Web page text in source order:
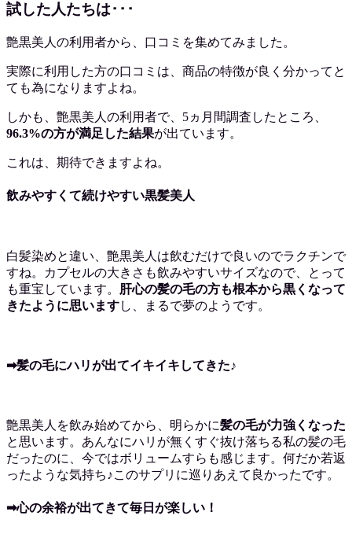
試した人たちは･･･
艶黒美人の利用者から、口コミを集めてみました。
実際に利用した方の口コミは、商品の特徴が良く分かってと
ても為になりますよね。
しかも、艶黒美人の利用者で、 5ヵ月間調査したところ、
96.3%の方が満足 した結果が出ています。
これは、期待できますよね。
飲みやすくて続けやすい黒髪美人
白髪染めと違い、艶黒美人は飲むだけで良いのでラクチンで
すね。カプセルの大きさも飲みやすいサイズなので、とって
も重宝しています。 肝心の髪の毛の方も根本から黒くなって
きたように思いますし、まるで夢のようです。
➡髪の毛にハリが出てイキイキしてきた♪
艶黒美人を飲み始めてから、明らかに髪の毛が力強くなった
と思います。あんなにハリが無くすぐ抜け落ちる私の髪の毛
だったのに、今ではボリュームすらも感じます。何だか若返
ったような気持ち♪このサプリに巡りあえて良かったです。
➡心の余裕が出てきて毎日が楽しい！